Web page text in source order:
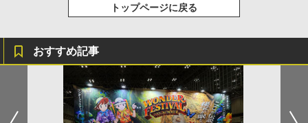
トップページに戻る
おすすめ記事